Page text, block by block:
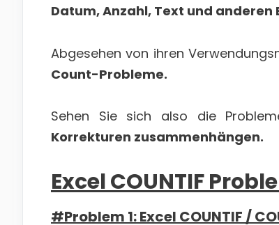
Datum, Anzahl, Text und
Abgesehen von ihren
Count-Probleme.
Sehen Sie sich also die
Korrekturen zusammenhängen.
Excel COUNTIF
#Problem 1: Excel COUNTIF /